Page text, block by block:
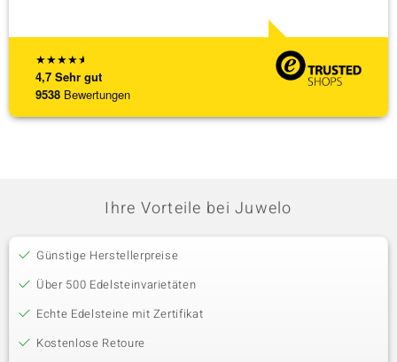
★★★★★
4,7 Sehr gut
9538 Bewertungen
Ihre Vorteile bei Juwelo
Günstige Herstellerpreise
Über 500 Edelsteinvarietäten
Echte Edelsteine mit Zertifikat
Kostenlose Retoure